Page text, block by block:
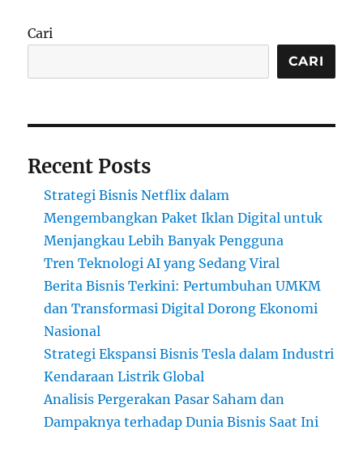
Cari
CARI
Recent Posts
Strategi Bisnis Netflix dalam
Mengembangkan Paket Iklan Digital untuk
Menjangkau Lebih Banyak Pengguna
Tren Teknologi AI yang Sedang Viral
Berita Bisnis Terkini: Pertumbuhan UMKM
dan Transformasi Digital Dorong Ekonomi
Nasional
Strategi Ekspansi Bisnis Tesla dalam Industri
Kendaraan Listrik Global
Analisis Pergerakan Pasar Saham dan
Dampaknya terhadap Dunia Bisnis Saat Ini